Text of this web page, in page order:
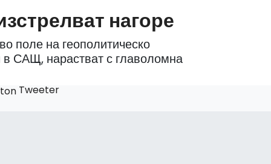
нагоре
поле на геополитическо
в САЩ, нарастват с главоломна
Tweeter